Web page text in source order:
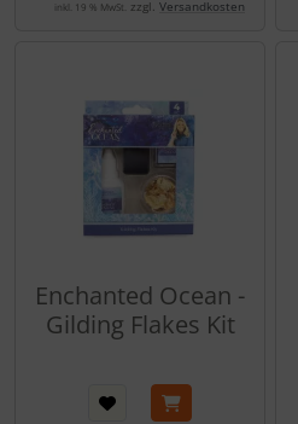
inkl. 19 % MwSt. zzgl. Versandkosten
Enchanted Ocean -
Gilding Flakes Kit